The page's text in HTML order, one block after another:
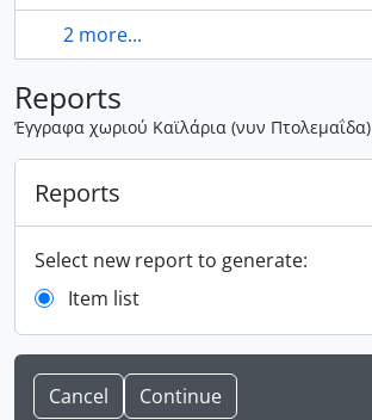
2 more...
Reports
Έγγραφα χωριού Καϊλάρια (νυν Πτολεμαΐδα)
Reports
Select new report to generate:
Item list
Cancel